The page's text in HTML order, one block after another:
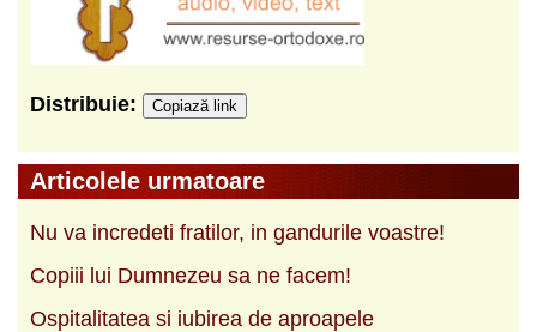
Distribuie: Copiază link
Articolele urmatoare
Nu va incredeti fratilor, in gandurile voastre!
Copiii lui Dumnezeu sa ne facem!
Ospitalitatea si iubirea de aproapele